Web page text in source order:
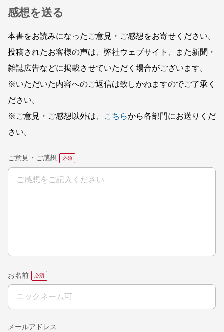
感想を送る
本書をお読みになったご意見・ご感想をお寄せください。
投稿されたお客様の声は、弊社ウェブサイト、また新聞・
雑誌広告などに掲載させていただく場合がございます。
※いただいた内容へのご返信は致しかねますのでご了承く
ださい。
※ご意見・ご感想以外は、
こちらから各部門にお送りくだ
さい。
ご意見・ご感想
お名前
メールアドレス